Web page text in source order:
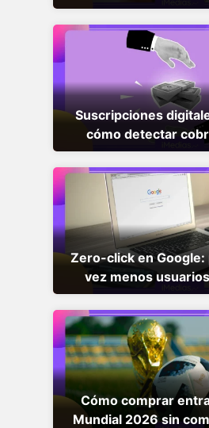
Suscripciones
cómo detectar
Zero-click en Google:
vez menos
Cómo comprar
Mundial 2026 sin